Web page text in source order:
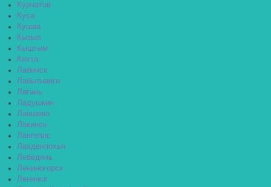
Курчатов
Куса
Кушва
Кызыл
Кыштым
Кяхта
Лабинск
Лабытнанги
Лагань
Ладушкин
Лаишево
Лакинск
Лангепас
Лахденпохья
Лебедянь
Лениногорск
Ленинск